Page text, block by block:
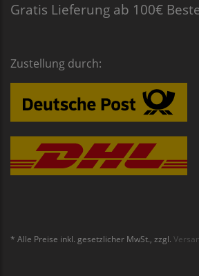
Gratis Lieferung ab 100€
Zustellung durch:
* Alle Preise inkl. gesetzlicher MwSt., zzgl.